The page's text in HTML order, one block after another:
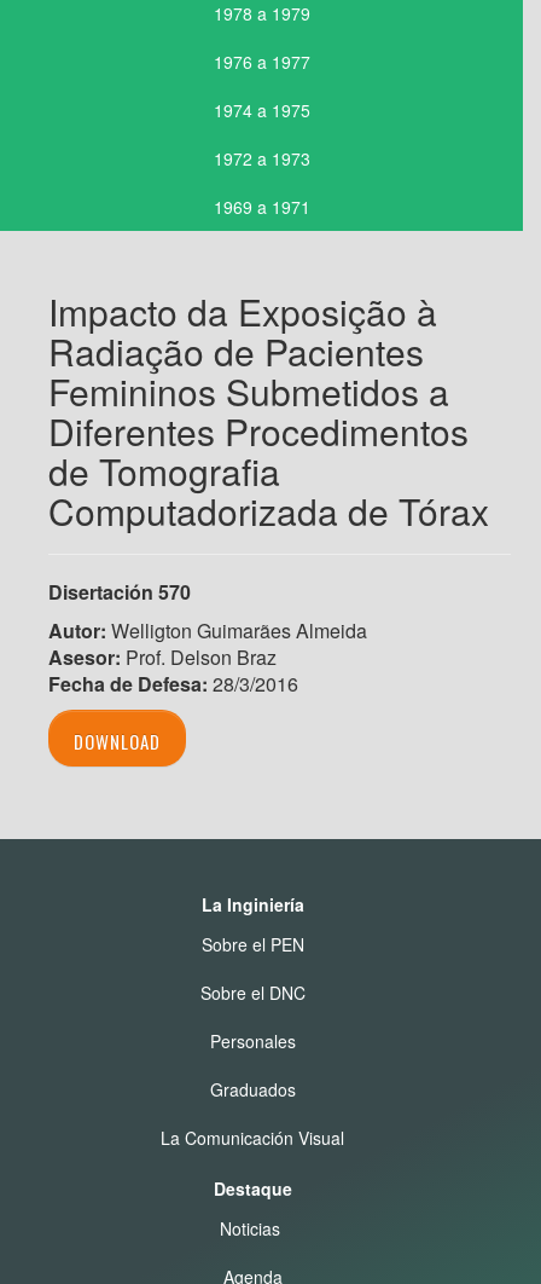
1978 a 1979
1976 a 1977
1974 a 1975
1972 a 1973
1969 a 1971
Impacto da Exposição à
Radiação de Pacientes
Femininos Submetidos a
Diferentes Procedimentos
de Tomografia
Computadorizada de Tórax
Disertación 570
Autor: Welligton Guimarães Almeida
Asesor: Prof. Delson Braz
Fecha de Defesa: 28/3/2016
DOWNLOAD
La Inginiería
Sobre el PEN
Sobre el DNC
Personales
Graduados
La Comunicación Visual
Destaque
Noticias
Agenda